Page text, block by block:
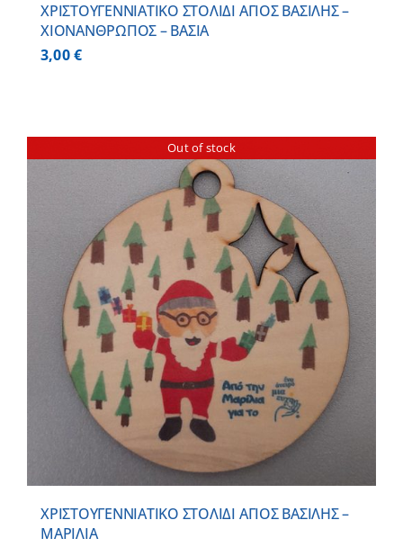
ΧΡΙΣΤΟΥΓΕΝΝΙΑΤΙΚΟ ΣΤΟΛΙΔΙ ΑΓΙΟΣ ΒΑΣΙΛΗΣ –
ΧΙΟΝΑΝΘΡΩΠΟΣ – ΒΑΣΙΑ
3,00€
Out of stock
ΧΡΙΣΤΟΥΓΕΝΝΙΑΤΙΚΟ ΣΤΟΛΙΔΙ ΑΓΙΟΣ ΒΑΣΙΛΗΣ –
ΜΑΡΙΛΙΑ